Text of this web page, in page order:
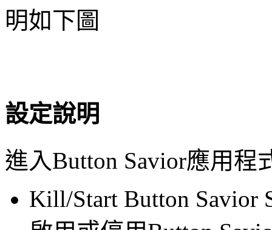
明如下圖
設定說明
進入Button Savior應用
Kill/Start Button Savior